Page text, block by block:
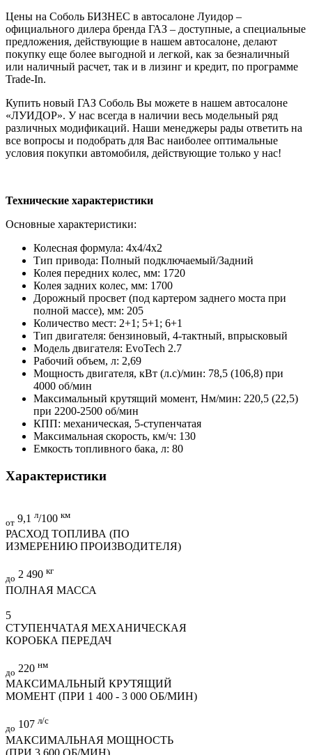
Цены на Соболь БИЗНЕС в автосалоне Луидор –
официального дилера бренда ГАЗ – доступные, а специальные
предложения, действующие в нашем автосалоне, делают
покупку еще более выгодной и легкой, как за безналичный
или наличный расчет, так и в лизинг и кредит, по программе
Trade-In.
Купить новый ГАЗ Соболь Вы можете в нашем автосалоне
«ЛУИДОР». У нас всегда в наличии весь модельный ряд
различных модификаций. Наши менеджеры рады ответить на
все вопросы и подобрать для Вас наиболее оптимальные
условия покупки автомобиля, действующие только у нас!
Технические характеристики
Основные характеристики:
Колесная формула: 4х4/4х2
Тип привода: Полный подключаемый/Задний
Колея передних колес, мм: 1720
Колея задних колес, мм: 1700
Дорожный просвет (под картером заднего моста при
полной массе), мм: 205
Количество мест: 2+1; 5+1; 6+1
Тип двигателя: бензиновый, 4-тактный, впрысковый
Модель двигателя: EvoTech 2.7
Рабочий объем, л: 2,69
Мощность двигателя, кВт (л.с)/мин: 78,5 (106,8) при
4000 об/мин
Максимальный крутящий момент, Нм/мин: 220,5 (22,5)
при 2200-2500 об/мин
КПП: механическая, 5-ступенчатая
Максимальная скорость, км/ч: 130
Емкость топливного бака, л: 80
Характеристики
от 9,1 л/100 км
РАСХОД ТОПЛИВА (ПО
ИЗМЕРЕНИЮ ПРОИЗВОДИТЕЛЯ)
до 2 490 кг
ПОЛНАЯ МАССА
5
СТУПЕНЧАТАЯ МЕХАНИЧЕСКАЯ
КОРОБКА ПЕРЕДАЧ
до 220 нм
МАКСИМАЛЬНЫЙ КРУТЯЩИЙ
МОМЕНТ (ПРИ 1 400 - 3 000 ОБ/МИН)
до 107 л/с
МАКСИМАЛЬНАЯ МОЩНОСТЬ
(ПРИ 3 600 ОБ/МИН)